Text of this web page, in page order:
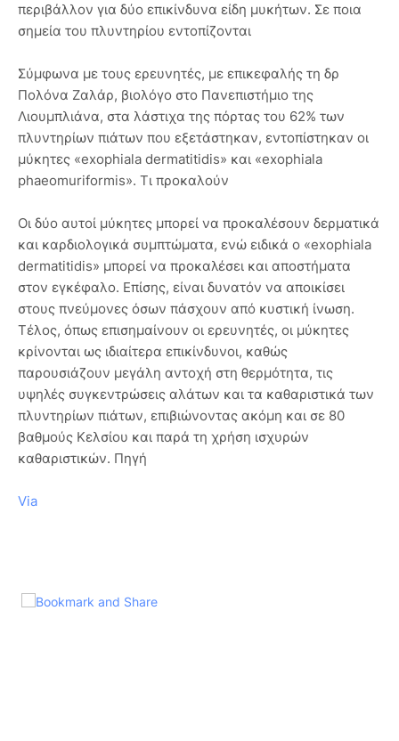
περιβάλλον για δύο επικίνδυνα είδη μυκήτων. Σε ποια
σημεία του πλυντηρίου εντοπίζονται
Σύμφωνα με τους ερευνητές, με επικεφαλής τη δρ
Πολόνα Ζαλάρ, βιολόγο στο Πανεπιστήμιο της
Λιουμπλιάνα, στα λάστιχα της πόρτας του 62% των
πλυντηρίων πιάτων που εξετάστηκαν, εντοπίστηκαν οι
μύκητες «exophiala dermatitidis» και «exophiala
phaeomuriformis». Τι προκαλούν
Οι δύο αυτοί μύκητες μπορεί να προκαλέσουν δερματικά
και καρδιολογικά συμπτώματα, ενώ ειδικά ο «exophiala
dermatitidis» μπορεί να προκαλέσει και αποστήματα
στον εγκέφαλο. Επίσης, είναι δυνατόν να αποικίσει
στους πνεύμονες όσων πάσχουν από κυστική ίνωση.
Τέλος, όπως επισημαίνουν οι ερευνητές, οι μύκητες
κρίνονται ως ιδιαίτερα επικίνδυνοι, καθώς
παρουσιάζουν μεγάλη αντοχή στη θερμότητα, τις
υψηλές συγκεντρώσεις αλάτων και τα καθαριστικά των
πλυντηρίων πιάτων, επιβιώνοντας ακόμη και σε 80
βαθμούς Κελσίου και παρά τη χρήση ισχυρών
καθαριστικών. Πηγή
Via